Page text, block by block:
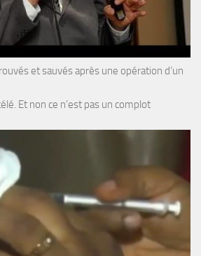
et sauvés après une opération d’un
Et non ce n’est pas un complot